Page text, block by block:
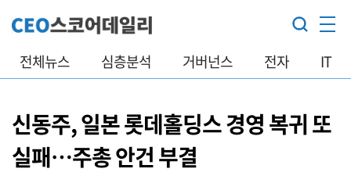
전체뉴스 심층분석 거버넌스 전자 IT
신동주, 일본 롯데홀딩스 경영 복귀 또
실패…주총 안건 부결